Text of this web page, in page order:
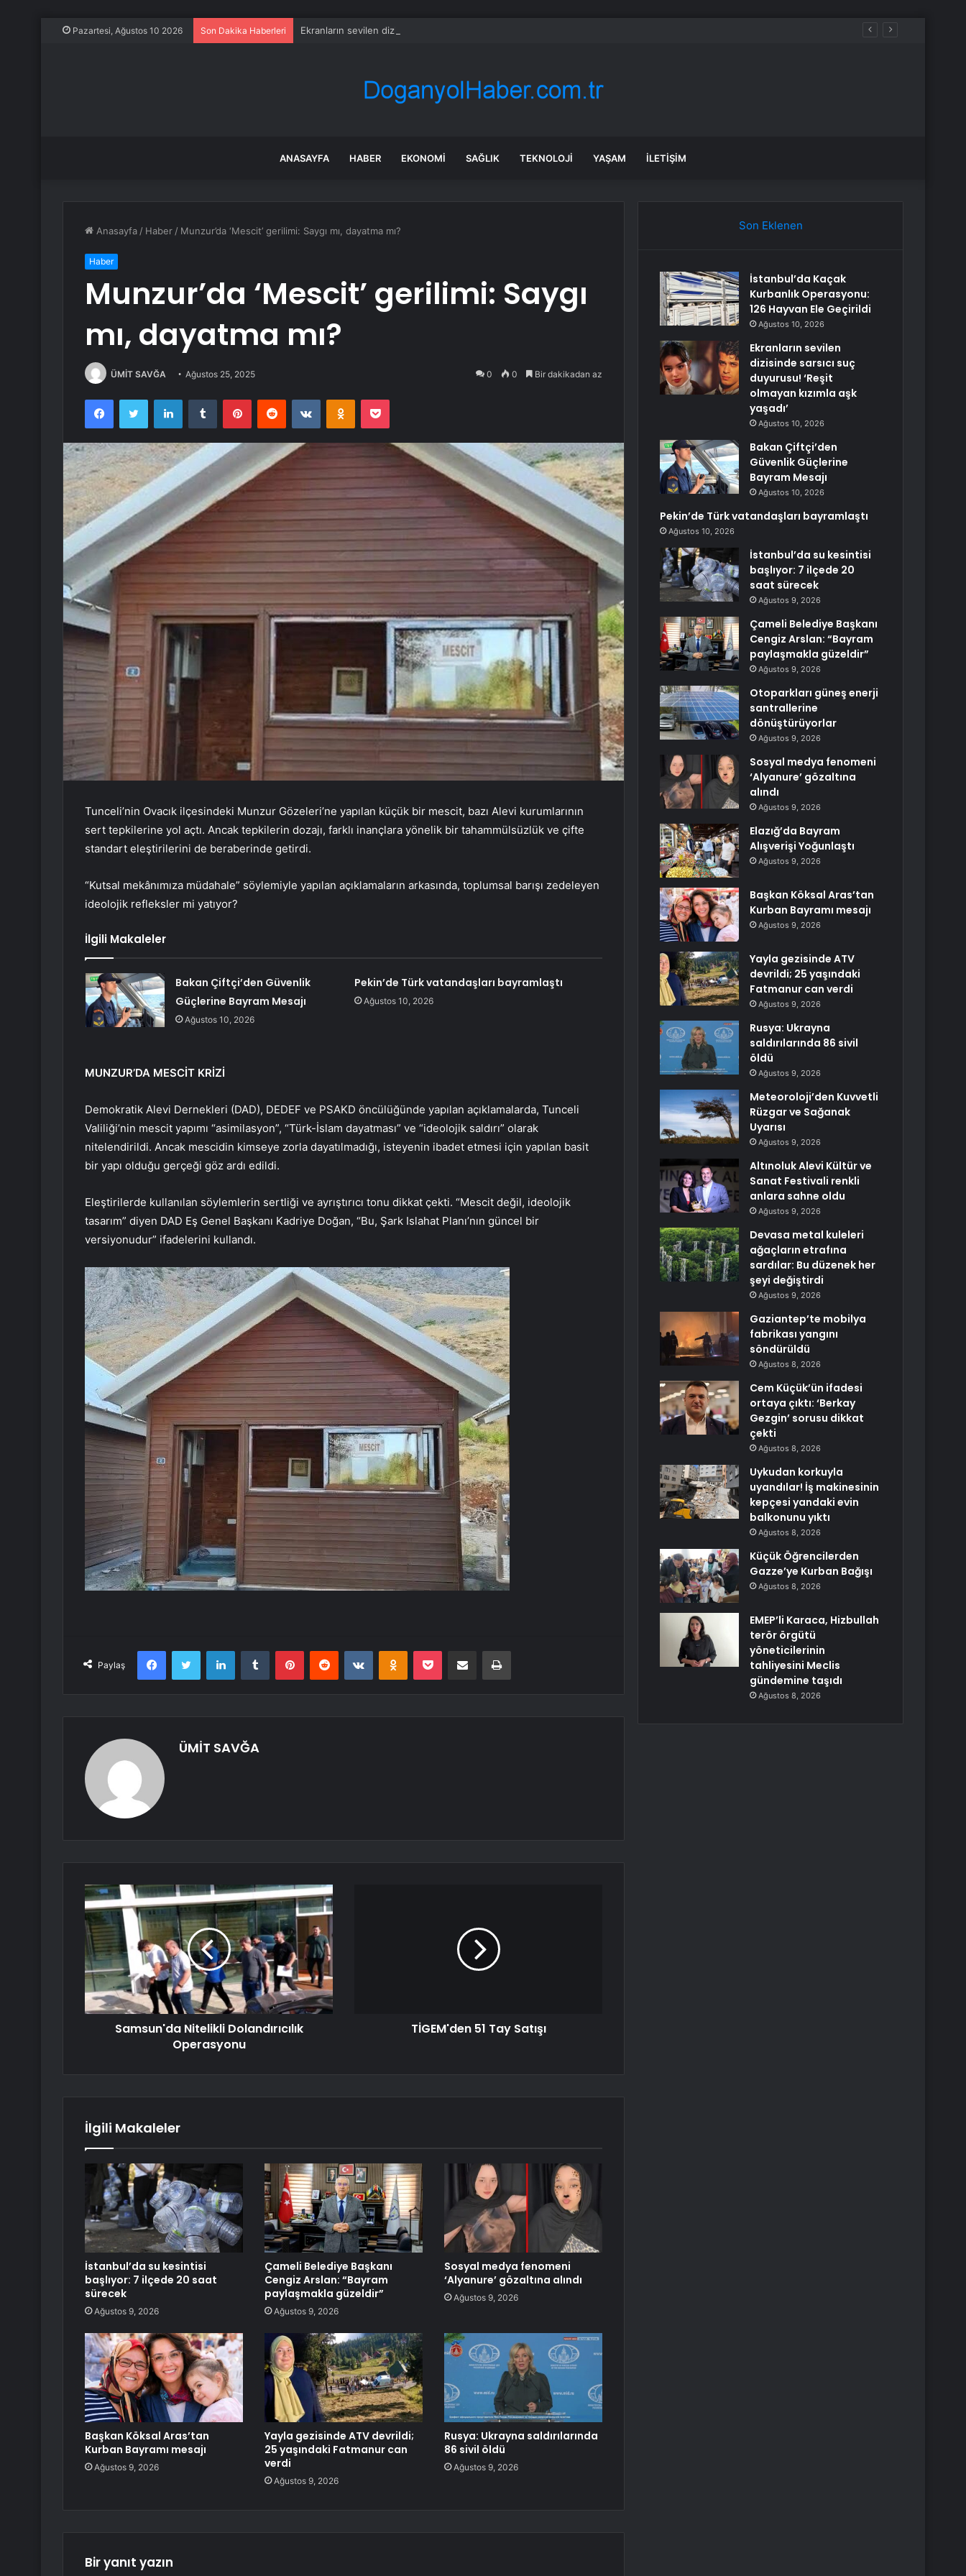
Pazartesi, Ağustos 10 2026 Son Dakika Haberleri Ekranların sevilen dizisinde sarsıcı suç duyurusu! ‘Reşit olmayan kızımla aşk yaşadı’
ANASAYFA HABER EKONOMI SAĞLIK TEKNOLOJI YAŞAM İLETIŞIM
Anasayfa / Haber / Munzur’da ‘Mescit’ gerilimi: Saygı mı, dayatma mı?
Haber
Munzur’da ‘Mescit’ gerilimi: Saygı
mı, dayatma mı?
ÜMİT SAVĞA Ağustos 25, 2025 0 0 Bir dakikadan az
FacebookTwitter LinkedInTumblr PinterestReddit VKontakteOdnoklassniki
Pocket
Tunceli’nin Ovacık ilçesindeki Munzur Gözeleri’ne yapılan küçük bir mescit, bazı Alevi kurumlarının
sert tepkilerine yol açtı. Ancak tepkilerin dozajı, farklı inançlara yönelik bir tahammülsüzlük ve çifte
standart eleştirilerini de beraberinde getirdi.
“Kutsal mekânımıza müdahale” söylemiyle yapılan açıklamaların arkasında, toplumsal barışı zedeleyen
ideolojik refleksler mi yatıyor?
İlgili Makaleler
Bakan Çiftçi’den Güvenlik
Güçlerine Bayram Mesajı
Ağustos 10, 2026
Pekin’de Türk vatandaşları bayramlaştı
Ağustos 10, 2026
MUNZUR’DA MESCİT KRİZİ
Demokratik Alevi Dernekleri (DAD), DEDEF ve PSAKD öncülüğünde yapılan açıklamalarda, Tunceli
Valiliği’nin mescit yapımı “asimilasyon”, “Türk-İslam dayatması” ve “ideolojik saldırı” olarak
nitelendirildi. Ancak mescidin kimseye zorla dayatılmadığı, isteyenin ibadet etmesi için yapılan basit
bir yapı olduğu gerçeği göz ardı edildi.
Eleştirilerde kullanılan söylemlerin sertliği ve ayrıştırıcı tonu dikkat çekti. “Mescit değil, ideolojik
tasarım” diyen DAD Eş Genel Başkanı Kadriye Doğan, “Bu, Şark Islahat Planı’nın güncel bir
versiyonudur” ifadelerini kullandı.
Paylaş
FacebookTwitter LinkedInTumblr PinterestReddit VKontakteOdnoklassniki
Pocket E-Posta ile paylaş Yazdır
ÜMİT SAVĞA
Samsun'da Nitelikli Dolandırıcılık
Operasyonu
TİGEM'den 51 Tay Satışı
İlgili Makaleler
İstanbul’da su kesintisi
başlıyor: 7 ilçede 20 saat
sürecek
Ağustos 9, 2026
Çameli Belediye Başkanı
Cengiz Arslan: “Bayram
paylaşmakla güzeldir”
Ağustos 9, 2026
Sosyal medya fenomeni
‘Alyanure’ gözaltına alındı
Ağustos 9, 2026
Başkan Köksal Aras’tan
Kurban Bayramı mesajı
Ağustos 9, 2026
Yayla gezisinde ATV devrildi;
25 yaşındaki Fatmanur can
verdi
Ağustos 9, 2026
Rusya: Ukrayna saldırılarında
86 sivil öldü
Ağustos 9, 2026
Bir yanıt yazın
Son Eklenen
İstanbul’da Kaçak
Kurbanlık Operasyonu:
126 Hayvan Ele Geçirildi
Ağustos 10, 2026
Ekranların sevilen
dizisinde sarsıcı suç
duyurusu! ‘Reşit
olmayan kızımla aşk
yaşadı’
Ağustos 10, 2026
Bakan Çiftçi’den
Güvenlik Güçlerine
Bayram Mesajı
Ağustos 10, 2026
Pekin’de Türk vatandaşları bayramlaştı
Ağustos 10, 2026
İstanbul’da su kesintisi
başlıyor: 7 ilçede 20
saat sürecek
Ağustos 9, 2026
Çameli Belediye Başkanı
Cengiz Arslan: “Bayram
paylaşmakla güzeldir”
Ağustos 9, 2026
Otoparkları güneş enerji
santrallerine
dönüştürüyorlar
Ağustos 9, 2026
Sosyal medya fenomeni
‘Alyanure’ gözaltına
alındı
Ağustos 9, 2026
Elazığ’da Bayram
Alışverişi Yoğunlaştı
Ağustos 9, 2026
Başkan Köksal Aras’tan
Kurban Bayramı mesajı
Ağustos 9, 2026
Yayla gezisinde ATV
devrildi; 25 yaşındaki
Fatmanur can verdi
Ağustos 9, 2026
Rusya: Ukrayna
saldırılarında 86 sivil
öldü
Ağustos 9, 2026
Meteoroloji’den Kuvvetli
Rüzgar ve Sağanak
Uyarısı
Ağustos 9, 2026
Altınoluk Alevi Kültür ve
Sanat Festivali renkli
anlara sahne oldu
Ağustos 9, 2026
Devasa metal kuleleri
ağaçların etrafına
sardılar: Bu düzenek her
şeyi değiştirdi
Ağustos 9, 2026
Gaziantep’te mobilya
fabrikası yangını
söndürüldü
Ağustos 8, 2026
Cem Küçük’ün ifadesi
ortaya çıktı: ‘Berkay
Gezgin’ sorusu dikkat
çekti
Ağustos 8, 2026
Uykudan korkuyla
uyandılar! İş makinesinin
kepçesi yandaki evin
balkonunu yıktı
Ağustos 8, 2026
Küçük Öğrencilerden
Gazze’ye Kurban Bağışı
Ağustos 8, 2026
EMEP’li Karaca, Hizbullah
terör örgütü
yöneticilerinin
tahliyesini Meclis
gündemine taşıdı
Ağustos 8, 2026